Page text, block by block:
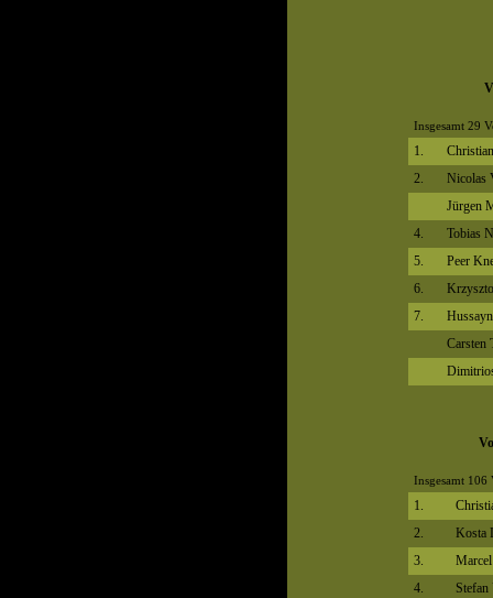
Insgesamt 29
1.
2.
Nicolas
Jürgen
4.
Tobias
5.
Peer
6.
7.
Carsten
Insgesamt 106
1.
2.
Kosta
3.
4.